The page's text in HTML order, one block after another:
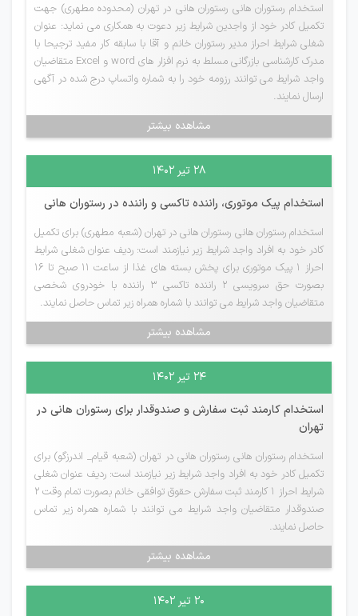
استخدام رستوران هانی رستوران هانی در تهران (محدوده مطهری) جهت
تکمیل کادر خود از واجدین شرایط زیر دعوت به همکاری می نماید: عنوان
شغلی شرایط احراز مدیر رستوران خانم و آقا با سابقه کار مفید ترجیحا با
مدرک کارشناسی بازرگانی مسلط به نرم افزار های word و Excel متقاضیان
واجد شرایط می توانند رزومه خود را به شماره واتساپ درج شده در آگهی
ارسال نمایند.
مشاهده بیشتر
۲۸ تیر ۱۴۰۲
استخدام پیک موتوری، راننده تاکسی و راننده در رستوران هانی
استخدام رستوران هانی رستوران هانی در تهران (شعبه مطهری) برای تکمیل
کادر خود به افراد واجد شرایط زیر نیازمند است: ردیف عنوان شغلی شرایط
احراز 1 پیک موتوری برای پخش بسته های غذا از ساعت 11 صبح تا 16
بصورت حق سرویسی 2 راننده تاکسی 3 راننده با خودروی شخصی
متقاضیان واجد شرایط می توانند با شماره همراه زیر تماس حاصل نمایند.
مشاهده بیشتر
۲۴ تیر ۱۴۰۲
استخدام کارمند ثبت سفارش و صندوقدار برای رستوران هانی در
تهران
استخدام رستوران هانی رستوران هانی در تهران (شعبه قیام_ اندرزگو) برای
تکمیل کادر خود به افراد واجد شرایط زیر نیازمند است: ردیف عنوان شغلی
شرایط احراز 1 کارمند ثبت سفارش حقوق توافقی خانم بصورت تمام وقت 2
صندوقدار متقاضیان واجد شرایط می توانند با شماره همراه زیر تماس
حاصل نمایند.
مشاهده بیشتر
۲۰ تیر ۱۴۰۲